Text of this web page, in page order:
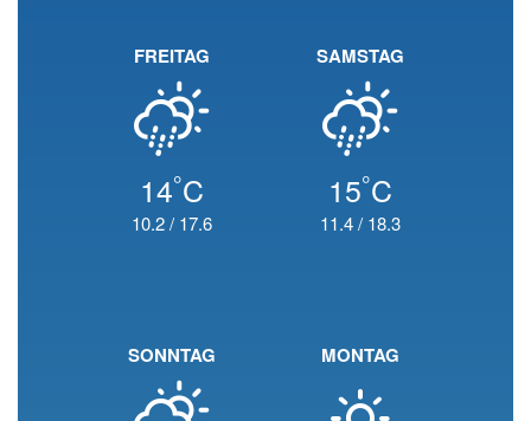
FREITAG
14°C
10.2/ 17.6
SAMSTAG
15°C
11.4/ 18.3
SONNTAG MONTAG